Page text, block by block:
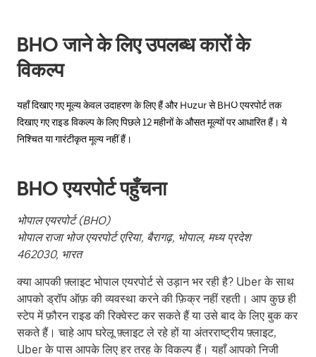
close
the
calendar.
BHO जाने के लिए उपलब्ध कारों के
विकल्प
यहाँ दिखाए गए मूल्य केवल उदाहरण के लिए हैं और Huzur से BHO एयरपोर्ट तक
दिखाए गए राइड विकल्प के लिए पिछले 12 महीनों के औसत मूल्यों पर आधारित हैं। ये
निश्चित या गारंटीकृत मूल्य नहीं हैं।
BHO एयरपोर्ट पहुँचना
भोपाल एयरपोर्ट (BHO)
भोपाल राजा भोज एयरपोर्ट एरिया, बैरागढ़, भोपाल, मध्य प्रदेश
462030, भारत
क्या आपकी फ़्लाइट भोपाल एयरपोर्ट से उड़ान भर रही है? Uber के साथ
आपको ड्रॉप ऑफ़ की व्यवस्था करने की फ़िक्र नहीं रहती। आप कुछ ही
स्टेप में फ़ौरन राइड की रिक्वेस्ट कर सकते हैं या उसे बाद के लिए बुक कर
सकते हैं। चाहे आप घरेलू फ़्लाइट ले रहे हों या अंतरराष्ट्रीय फ़्लाइट,
Uber के पास आपके लिए हर तरह के विकल्प हैं। यहाँ आपको निजी